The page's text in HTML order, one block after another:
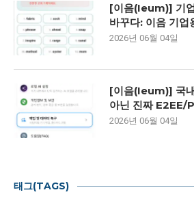
[이음(Ieum)] 기
바꾸다: 이음 기업
2026년 06월 04일
[이음(Ieum)] 국
아닌 진짜 E2EE/
2026년 06월 04일
태그(TAGS)